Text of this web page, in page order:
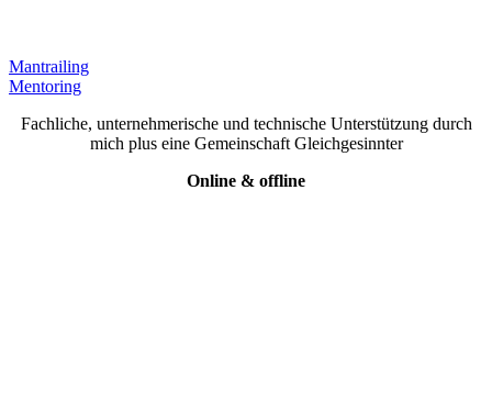
Mantrailing
Mentoring
Fachliche, unternehmerische und technische Unterstützung durch
mich plus eine Gemeinschaft Gleichgesinnter
Online & offline